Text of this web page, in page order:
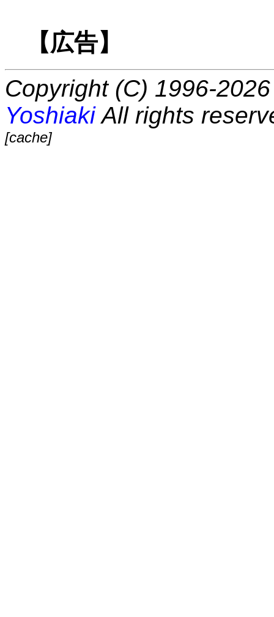
【広告】
Copyright (C) 1996-
YoshiakiAll rights
[cache]